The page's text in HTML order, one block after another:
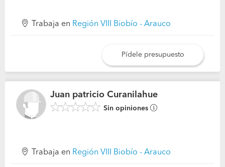
Trabaja en Región VIII Biobío - Arauco
Pídele presupuesto
Juan patricio Curanilahue
Sin opiniones
Trabaja en Región VIII Biobío - Arauco